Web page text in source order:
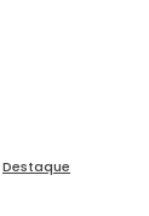
Destaque